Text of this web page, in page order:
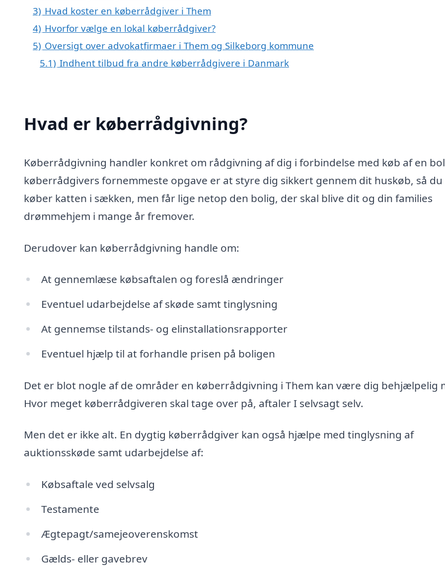
3) Hvad koster en køberrådgiver i Them
4) Hvorfor vælge en lokal køberrådgiver?
5) Oversigt over advokatfirmaer i Them og Silkeborg kommune
5.1) Indhent tilbud fra andre køberrådgivere i Danmark
Hvad er køberrådgivning?
Køberrådgivning handler konkret om rådgivning af dig i forbindelse med køb af en
køberrådgivers fornemmeste opgave er at styre dig sikkert gennem dit huskøb, så du
køber katten i sækken, men får lige netop den bolig, der skal blive dit og din families
drømmehjem i mange år fremover.
Derudover kan køberrådgivning handle om:
At gennemlæse købsaftalen og foreslå ændringer
Eventuel udarbejdelse af skøde samt tinglysning
At gennemse tilstands- og elinstallationsrapporter
Eventuel hjælp til at forhandle prisen på boligen
Det er blot nogle af de områder en køberrådgivning i Them kan være dig behjælpelig
Hvor meget køberrådgiveren skal tage over på, aftaler I selvsagt selv.
Men det er ikke alt. En dygtig køberrådgiver kan også hjælpe med tinglysning af
auktionsskøde samt udarbejdelse af:
Købsaftale ved selvsalg
Testamente
Ægtepagt/samejeoverenskomst
Gælds- eller gavebrev